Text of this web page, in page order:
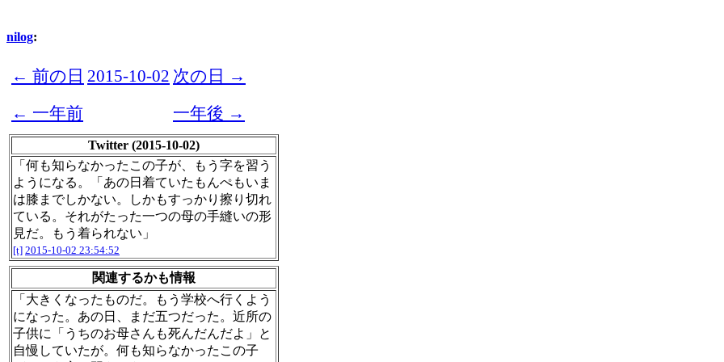
nilog:
← 前の日 2015-10-02 次の日 →
← 一年前
一年後 →
Twitter (2015-10-02)
「何も知らなかったこの子が、もう字を習う
ようになる。「あの日着ていたもんぺもいま
は膝までしかない。しかもすっかり擦り切れ
ている。それがたった一つの母の手縫いの形
見だ。もう着られない」
[t] 2015-10-02 23:54:52
関連するかも情報
「大きくなったものだ。もう学校へ行くよう
になった。あの日、まだ五つだった。近所の
子供に「うちのお母さんも死んだんだよ」と
自慢していたが。何も知らなかったこの子